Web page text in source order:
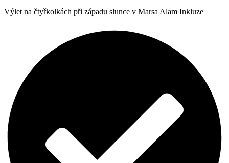
Výlet na čtyřkolkách při západu slunce v Marsa Alam Inkluze